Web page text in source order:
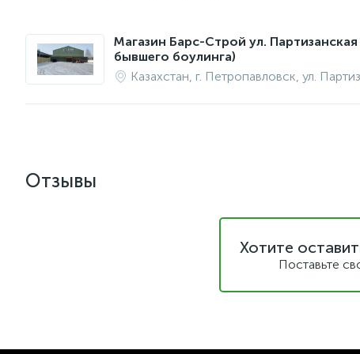
Магазин Барс-Строй ул.
бывшего боулинга)
Казахстан, г. Петропавловск, ул.
Отзывы
Хотите
Поставьте